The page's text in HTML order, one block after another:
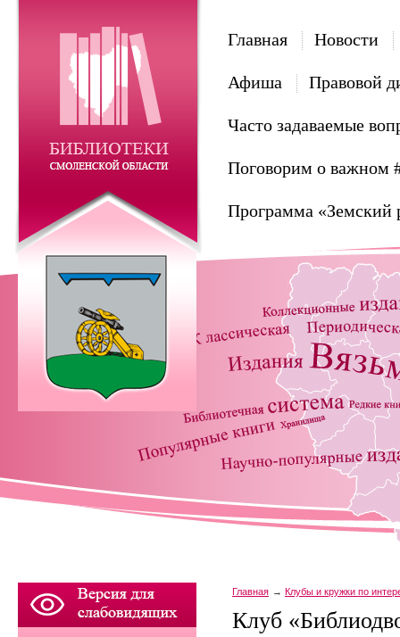
Главная Новости
Афиша Правовой
Часто задаваемые
Поговорим о важном
Программа «Земский
Главная Клубы и кружки по
Клуб